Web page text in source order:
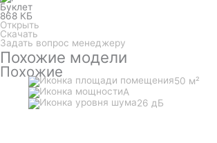
Буклет
868 КБ
Открыть
Скачать
Задать вопрос менеджеру
Похожие модели
Похожие
50 м²
A
26 дБ